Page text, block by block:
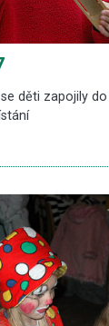
děti zapojily